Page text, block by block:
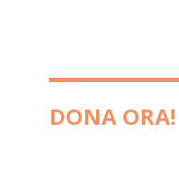
DONA ORA!